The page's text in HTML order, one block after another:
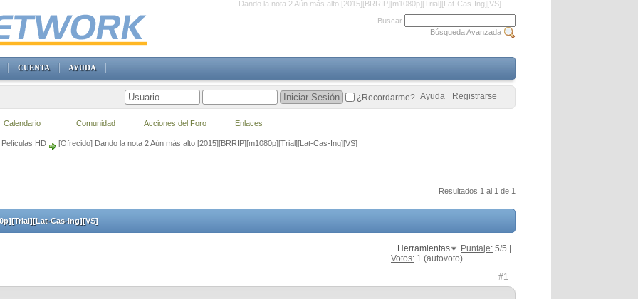
Dando la nota 2 Aún más alto [2015][BRRIP][m1080p][Trial][Lat-Cas-Ing][VS]
Películas HD [Ofrecido] Dando la nota 2 Aún más alto [2015][BRRIP][m1080p][Trial][Lat-Cas-Ing][VS]
Resultados 1 al 1 de 1
Cas-Ing][VS]
Herramientas Puntaje: 5/5 |
Votos: 1 (autovoto)
#1
Buscar
Búsqueda Avanzada
CUENTA AYUDA
Registrarse
Ayuda
¿Recordarme?
Calendario Comunidad Acciones del Foro Enlaces